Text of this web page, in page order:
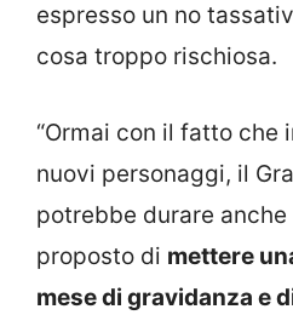
espresso un no
cosa troppo rischiosa.
“Ormai con il fatto che
nuovi personaggi, il
potrebbe durare
proposto di mettere
mese di gravidanza e